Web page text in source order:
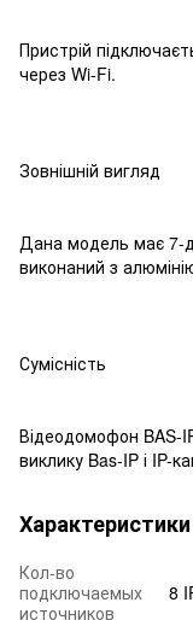
Пристрій
через Wi-Fi.
Зовнішній вигляд
Дана модель має 7-
виконаний з
Сумісність
Відеодомофон BAS-
виклику Bas-IP і IP-
Характеристики
Кол-во
подключаемых
источников
8